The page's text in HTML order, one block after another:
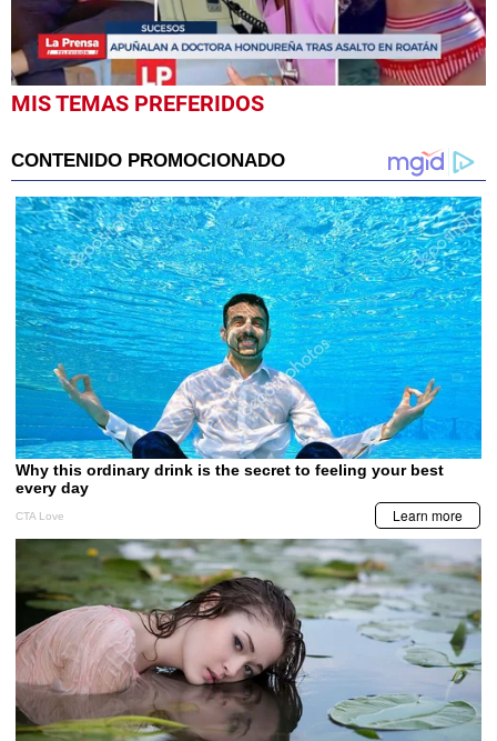
0
seconds
minute,
44
seconds
MIS TEMAS PREFERIDOS